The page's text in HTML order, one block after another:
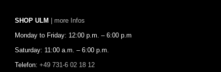
SHOP ULM | more Infos
Monday to Friday: 12:00 p.m. – 6:00 p.m
Saturday: 11:00 a.m. – 6:00 p.m.
Telefon: +49 731-6 02 18 12